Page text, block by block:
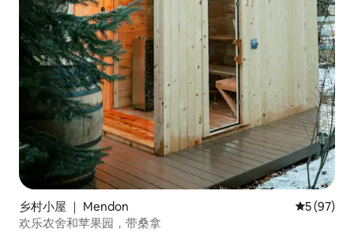
乡村小屋 ｜ Mendon 平均评分
5 (97)
欢乐农舍和苹果园，带桑拿